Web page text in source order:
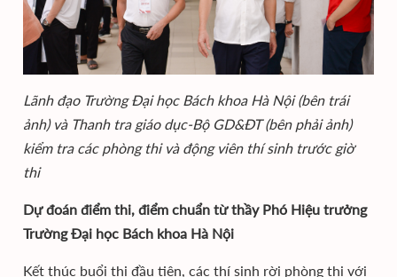
Lãnh đạo Trường Đại học Bách khoa Hà Nội (bên trái
ảnh) và Thanh tra giáo dục-Bộ GD&ĐT (bên phải ảnh)
kiểm tra các phòng thi và động viên thí sinh trước giờ
thi
Dự đoán điểm thi, điểm chuẩn từ thầy Phó Hiệu trưởng
Trường Đại học Bách khoa Hà Nội
Kết thúc buổi thi đầu tiên, các thí sinh rời phòng thi với